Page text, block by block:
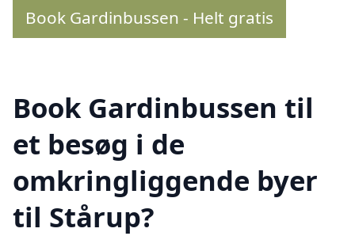
Book Gardinbussen - Helt gratis
Book Gardinbussen til
et besøg i de
omkringliggende byer
til Stårup?